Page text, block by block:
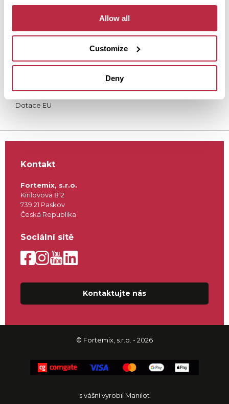
Allow all
Customize
Deny
Povinné dokumenty
Zásady ochrany osobních údajů (GDPR)
Všeobecné obchodní podmínky (VOP) – Fortemix
Přepravní a platební podmínky
Dotace EU
© Fortemix, s.r.o. - 2026
s vášní vyrobil Manilot
Kontakt
Fortemix, s.r.o.
Kirilovova 812
739 21 Paskov
Česká Republika
Sociální sítě
Kontaktujte nás